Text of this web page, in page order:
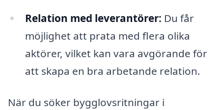
Relation med leverantörer: Du får
möjlighet att prata med flera olika
aktörer, vilket kan vara avgörande för
att skapa en bra arbetande relation.
När du söker bygglovsritningar i